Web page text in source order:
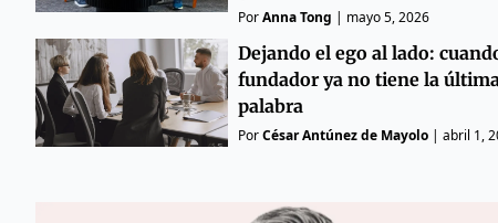
PorAnna Tong | mayo 5, 2026
Dejando el ego al lado:
fundador ya no tiene la última
palabra
PorCésar Antúnez de Mayolo| abril 1,